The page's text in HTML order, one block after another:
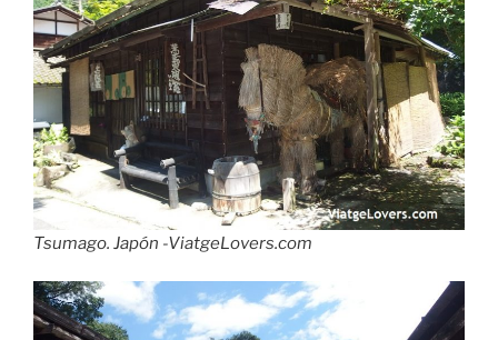
Tsumago. Japón -ViatgeLovers.com